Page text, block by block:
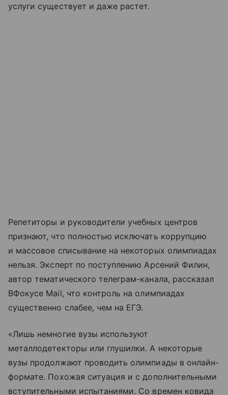
услуги существует и даже растет.
Репетиторы и руководители учебных центров
признают, что полностью исключать коррупцию
и массовое списывание на некоторых олимпиадах
нельзя. Эксперт по поступлению Арсений Филин,
автор тематического телеграм-канала, рассказал
ВФокусе Mail, что контроль на олимпиадах
существенно слабее, чем на ЕГЭ.
«Лишь немногие вузы используют
металлодетекторы или глушилки. А некоторые
вузы продолжают проводить олимпиады в онлайн-
формате. Похожая ситуация и с дополнительными
вступительными испытаниями. Со времен ковида